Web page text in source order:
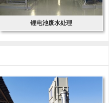
锂电池废水处理